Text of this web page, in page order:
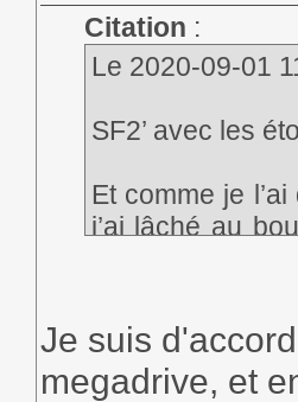
Citation :
Le 2020-09-01
SF2’ avec les
Et comme je
j’ai lâché au
Je suis
megadrive, et